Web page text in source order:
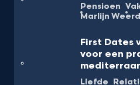
Pensioen
Marlijn
First Dates
voor een
Liefde